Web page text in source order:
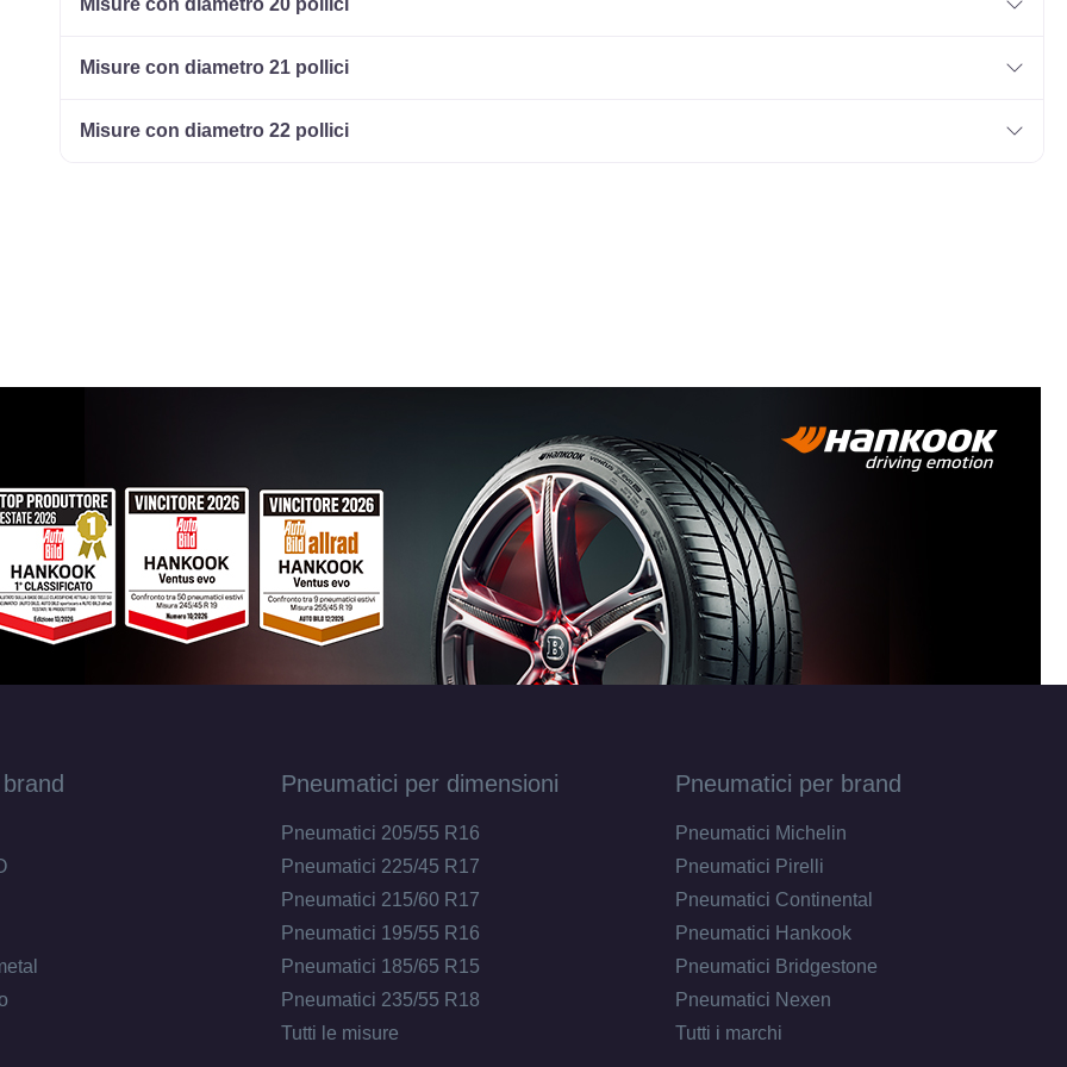
C
Misure con diametro 20 pollici
Misure con diametro 21 pollici
Misure con diametro 22 pollici
Pneumatici per dimensioni
Pneumatici 205/55 R16
Pneumatici 225/45 R17
Pneumatici 215/60 R17
Pneumatici 195/55 R16
Pneumatici 185/65 R15
Pneumatici 235/55 R18
Tutti le misure
Pneumatici per brand
Pneumatici Michelin
Pneumatici Pirelli
Pneumatici Continental
Pneumatici Hankook
Pneumatici Bridgestone
Pneumatici Nexen
Tutti i marchi